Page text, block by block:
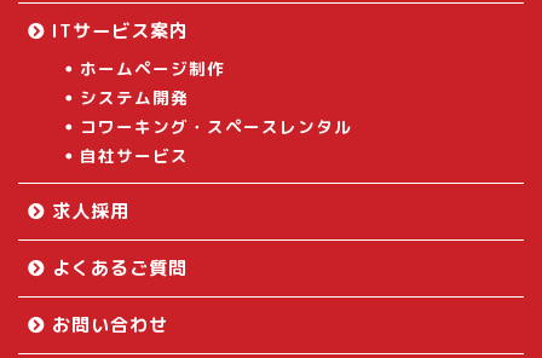
ITサービス案内
ホームページ制作
システム開発
コワーキング・スペースレンタル
自社サービス
求人採用
よくあるご質問
お問い合わせ